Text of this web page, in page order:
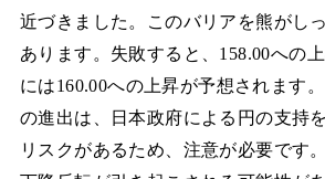
近づきました。このバリアを熊がし
あります。失敗すると、158.00への
には160.00への上昇が予想されます
の進出は、日本政府による円の支持
リスクがあるため、注意が必要です